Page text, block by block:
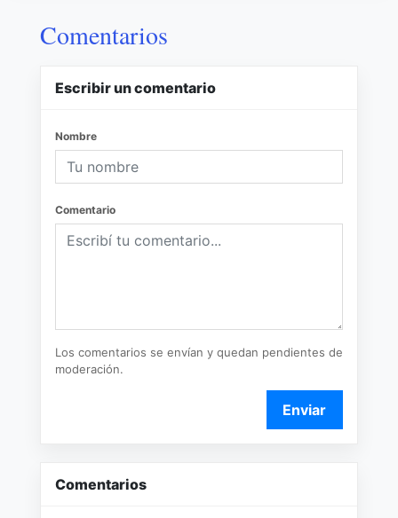
Comentarios
Escribir un comentario
Nombre
Comentario
Los comentarios se envían y quedan pendientes de
moderación.
Enviar
Comentarios